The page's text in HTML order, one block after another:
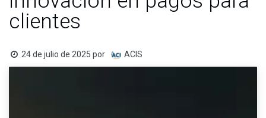
clientes
24 de julio de 2025 por ACIS